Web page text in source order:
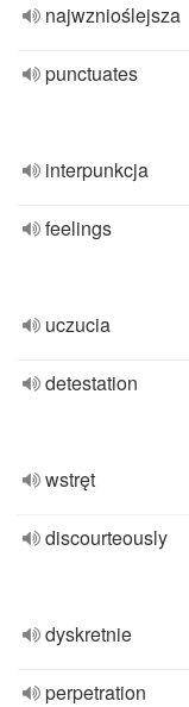
najwznioślejsza
punctuates
interpunkcja
feelings
uczucia
detestation
wstręt
discourteously
dyskretnie
perpetration